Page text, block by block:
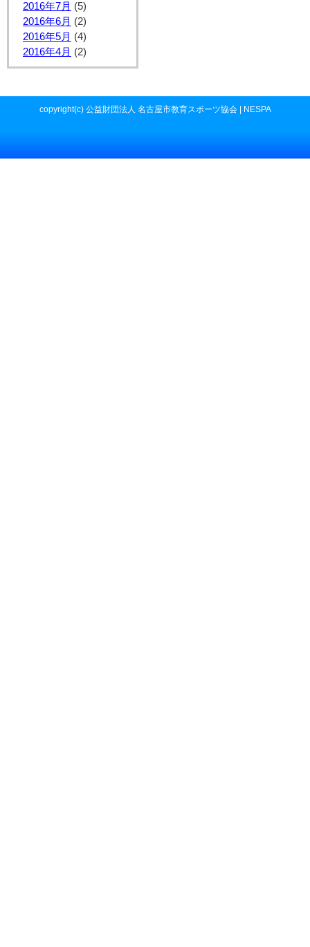
2016年7月 (5)
2016年6月 (2)
2016年5月 (4)
2016年4月 (2)
copyright(c) 公益財団法人 名古屋市教育スポーツ協会 | NESPA